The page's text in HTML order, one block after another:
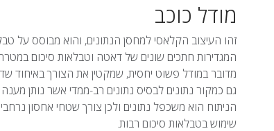
מודל כוכב
זהו העיצוב הקלאסי למחסן הנתונים, והוא מבוסס על
המגדירות חתכים שונים של דאטה וטבלאות סיכום
מדובר במודל פשוט יחסית, שמקטין את הצורך באיחוד
גם כמקור נתונים לבסיס נתונים רב-ממדי אשר נותן
הניתוח הוא משכפל נתונים ולכן צורך שטחי אחסון
שימוש בטבלאות סיכום רבות.